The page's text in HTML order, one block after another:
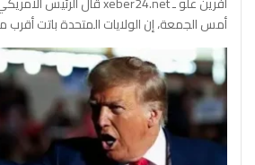
أمس الجمعة، إن الولايات المتحدة باتت